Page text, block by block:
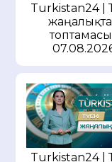
Turkistan24 |
топтамасы |
Turkistan24 |